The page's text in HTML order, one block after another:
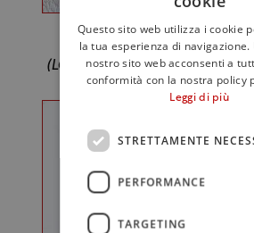
(LOMBARDIA – Camilla
Questo sito web utilizza i cookie
la tua esperienza di
nostro sito web acconsenti a
conformità con la nostra policy
Leggi di più
STRETTAMENTE
PERFORMANCE
TARGETING